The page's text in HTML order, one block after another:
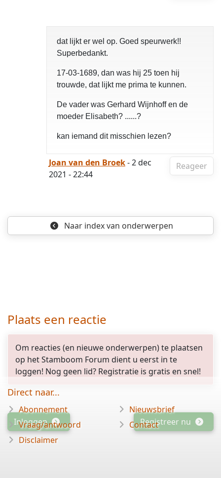
dat lijkt er wel op. Goed speurwerk!!
Superbedankt.
17-03-1689, dan was hij 25 toen hij
trouwde, dat lijkt me prima te kunnen.
De vader was Gerhard Wijnhoff en de
moeder Elisabeth? ......?
kan iemand dit misschien lezen?
Reageer
Joan van den Broek- 2 dec
2021 - 22:44
Naar indexvan onderwerpen
Plaats een reactie
Om reacties (en nieuwe onderwerpen) te plaatsen
op het Stamboom Forum dient u eerst in te
loggen! Nog geen lid? Registratie is gratis en snel!
Inloggen Registreer nu
Direct naar...
Abonnement
Vraag/antwoord
Disclaimer
Nieuwsbrief
Contact